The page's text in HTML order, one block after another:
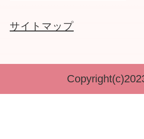
サイトマップ